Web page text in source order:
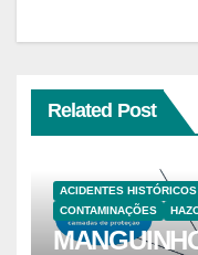
Related Post
ACIDENTES HISTÓRICOS
CONTAMINAÇÕES